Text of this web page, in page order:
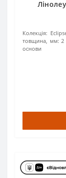
Колекція:
товщина, мм: 2
основи